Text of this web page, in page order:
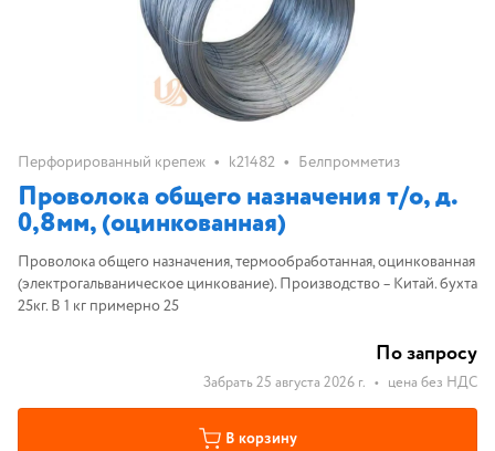
Перфорированный крепеж • k21482 • Белпромметиз
Проволока общего назначения т/о, д.
0,8мм, (оцинкованная)
Проволока общего назначения, термообработанная, оцинкованная
(электрогальваническое цинкование). Производство – Китай. бухта
25кг. В 1 кг примерно 25
По запросу
Забрать 25 августа 2026 г. • цена без НДС
В корзину